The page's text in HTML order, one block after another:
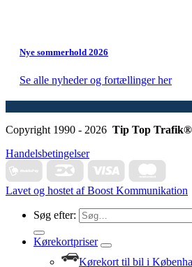
Nye sommerhold 2026
Se alle nyheder og fortællinger her
Copyright 1990 - 2026 Tip Top Trafik®
Handelsbetingelser
Lavet og hostet af Boost Kommunikation
Søg efter:
Kørekortpriser
Kørekort til bil i